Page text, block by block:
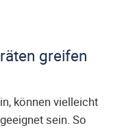
greifen
können vielleicht
sein. So